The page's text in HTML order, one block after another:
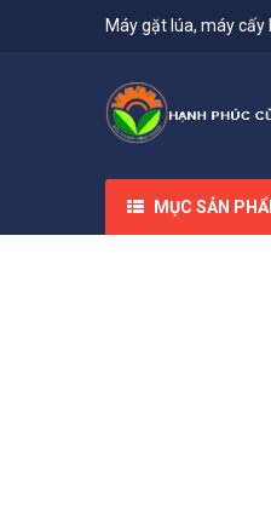
Máy gặt lúa, máy
MỤC SẢN